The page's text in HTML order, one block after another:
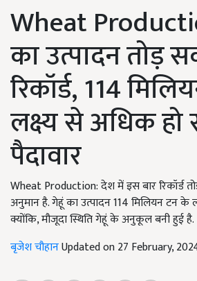
Wheat
का उत्पादन तोड़
रिकॉर्ड, 114
लक्ष्य से अधिक
पैदावार
Wheat Production: देश में इस बार रिकॉर्ड
अनुमान है. गेहूं का उत्पादन 114 मिलियन टन के
क्योंकि, मौजूदा स्थिति गेहूं के अनुकूल बनी हुई है.
बृजेश चौहानUpdated on 27 February,